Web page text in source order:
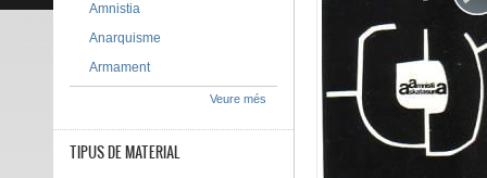
Amnistia
Anarquisme
Armament
Veure més
TIPUS DE MATERIAL